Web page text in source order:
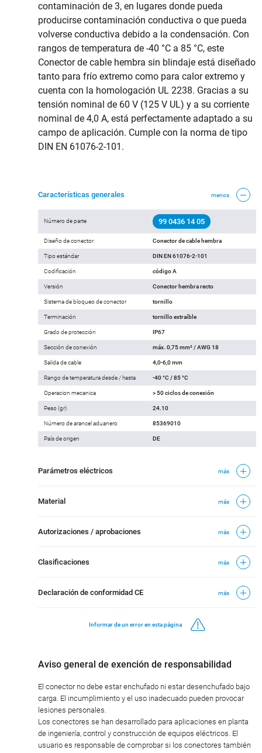
contaminación de 3, en lugares donde pueda
producirse contaminación conductiva o que pueda
volverse conductiva debido a la condensación. Con
rangos de temperatura de -40 °C a 85 °C, este
Conector de cable hembra sin blindaje está diseñado
tanto para frío extremo como para calor extremo y
cuenta con la homologación UL 2238. Gracias a su
tensión nominal de 60 V (125 V UL) y a su corriente
nominal de 4,0 A, está perfectamente adaptado a su
campo de aplicación. Cumple con la norma de tipo
DIN EN 61076-2-101.
Características generales menos
Número de parte 99 0436 14 05
Diseño de conector Conector de cable hembra
Tipo estándar DIN EN 61076-2-101
Codificación código A
Versión Conector hembra recto
Sistema de bloqueo de conector tornillo
Terminación tornillo extraíble
Grado de protección IP67
Sección de conexión máx. 0,75 mm² / AWG 18
Salida de cable 4,0-6,0 mm
Rango de temperatura desde / hasta -40 °C / 85 °C
Operacion mecanica > 50 ciclos de conexión
Peso (gr) 24.10
Número de arancel aduanero 85369010
País de origen DE
Parámetros eléctricos más
Material más
Autorizaciones / aprobaciones más
Clasificaciones más
Declaración de conformidad CE más
Informar de un error en esta página
Aviso general de exención de responsabilidad
El conector no debe estar enchufado ni estar desenchufado bajo
carga. El incumplimiento y el uso inadecuado pueden provocar
lesiones personales.
Los conectores se han desarrollado para aplicaciones en planta
de ingeniería, control y construcción de equipos eléctricos. El
usuario es responsable de comprobar si los conectores también